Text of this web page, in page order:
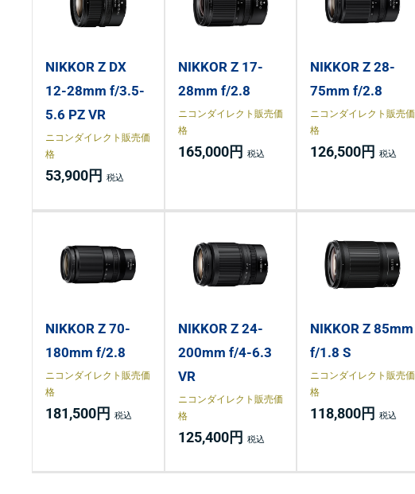
NIKKOR Z DX
12-28mm f/3.5-
5.6 PZ VR
ニコンダイレクト販売価
格
53,900円
NIKKOR Z 17-
28mm f/2.8
ニコンダイレクト販売価
格
165,000円
NIKKOR Z 28-
75mm f/2.8
ニコンダイレクト販売価
格
126,500円
NIKKOR Z 70-
180mm f/2.8
ニコンダイレクト販売価
格
181,500円
NIKKOR Z 24-
200mm f/4-6.3
VR
ニコンダイレクト販売価
格
125,400円
NIKKOR Z 85mm
f/1.8 S
ニコンダイレクト販売価
格
118,800円